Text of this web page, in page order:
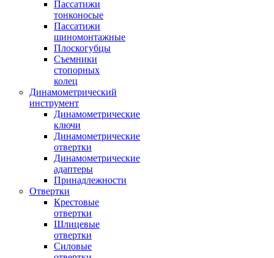
Пассатижи
тонконосые
Пассатижи
шиномонтажные
Плоскогубцы
Съемники
стопорных
колец
Динамометрический
инструмент
Динамометрические
ключи
Динамометрические
отвертки
Динамометрические
адаптеры
Принадлежности
Отвертки
Крестовые
отвертки
Шлицевые
отвертки
Силовые